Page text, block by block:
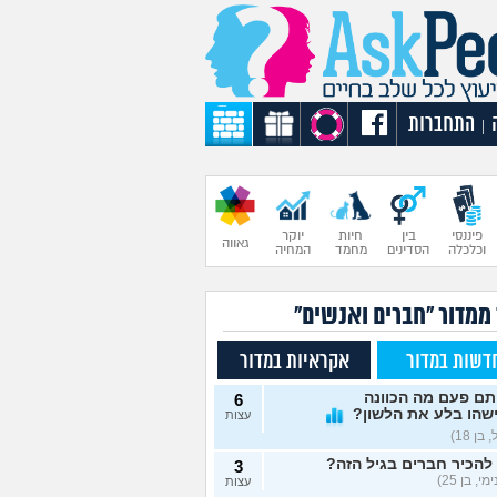
התחברות
פיננסי
וכלכלה
בין
הסדינים
חיות
מחמד
יוקר
המחיה
גאווה
ממדור "חברים ואנשים"
במדור אקראיות במדור
פעם מה הכוונה
בלע את הלשון?
18)
6
עצות
להכיר חברים בגיל הזה?
בן 25)
3
עצות